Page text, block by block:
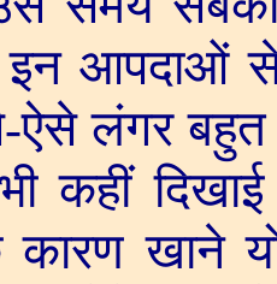
आपदाओं से
ऐसे लंगर
कहीं
खाने